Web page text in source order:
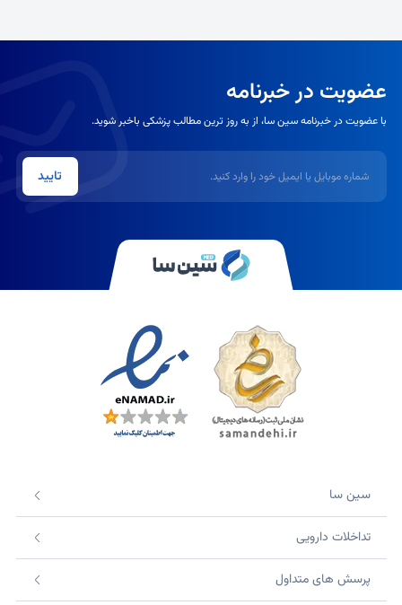
عضویت در خبرنامه
با عضویت در خبرنامه سین سا، از به روز ترین مطالب پزشکی باخبر شوید.
تایید
سین سا
تداخلات دارویی
پرسش های متداول